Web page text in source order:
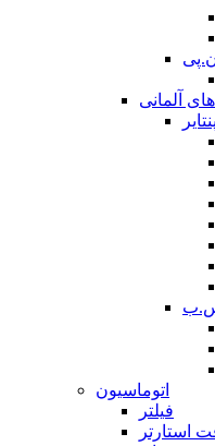
آلمانی
اتوماسیون
فیلتر
استارتر